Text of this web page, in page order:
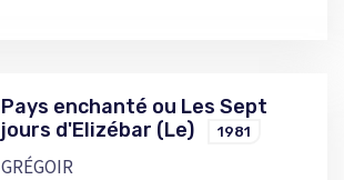
Pays enchanté ou Les Sept
jours d'Elizébar (Le)
1981
GRÉGOIR